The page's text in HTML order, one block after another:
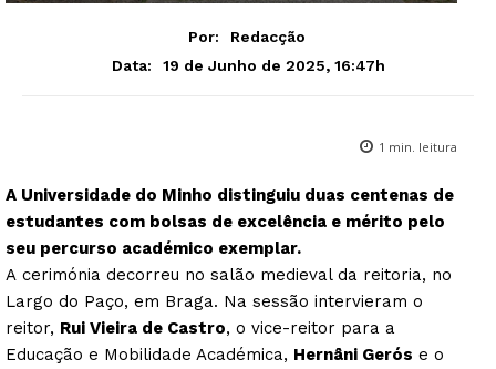
Por:
Redacção
Data:
19 de Junho de 2025, 16:47h
1 min. leitura
A Universidade do Minho distinguiu duas centenas de
estudantes com bolsas de excelência e mérito pelo
seu percurso académico exemplar.
A cerimónia decorreu no salão medieval da reitoria, no
Largo do Paço, em Braga. Na sessão intervieram o
reitor, Rui Vieira de Castro, o vice-reitor para a
Educação e Mobilidade Académica, Hernâni Gerós e o